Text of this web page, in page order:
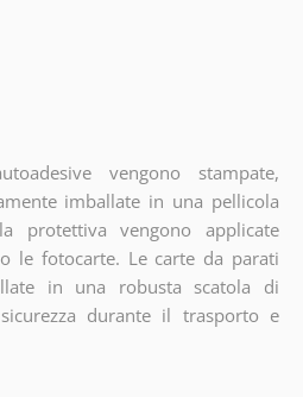
vengono stampate,
imballate in una pellicola
protettiva vengono applicate
le fotocarte. Le carte da parati
in una robusta scatola di
durante il trasporto e